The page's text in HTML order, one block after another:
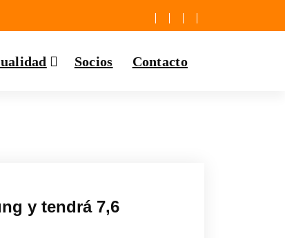
Socios Contacto
y tendrá 7,6